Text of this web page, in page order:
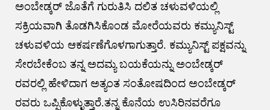
ಅಂಬೇಡ್ಕರ್ ಜೊತೆಗೆ ಗುರುತಿಸಿ ದಲಿತ ಚಳುವಳಿಯಲ್ಲಿ
ಸಕ್ರಿಯವಾಗಿ ತೊಡಗಿಸಿಕೊಂಡ ಮೋರೆಯವರು ಕಮ್ಯುನಿಸ್ಟ್
ಚಳುವಳಿಯ ಆಕರ್ಷಣೆಗೊಳಗಾಗುತ್ತಾರೆ. ಕಮ್ಯುನಿಸ್ಟ್ ಪಕ್ಷವನ್ನು
ಸೇರಬೇಕೆಂಬ ತನ್ನ ಅದಮ್ಯ ಬಯಕೆಯನ್ನು ಅಂಬೇಡ್ಕರ್
ರವರಲ್ಲಿ ಹೇಳಿದಾಗ ಅತ್ಯಂತ ಸಂತೋಷದಿಂದ ಅಂಬೇಡ್ಕರ್
ರವರು ಒಪ್ಪಿಕೊಳ್ಳುತ್ತಾರೆ.ತನ್ನ ಕೊನೆಯ ಉಸಿರಿನವರೆಗೂ